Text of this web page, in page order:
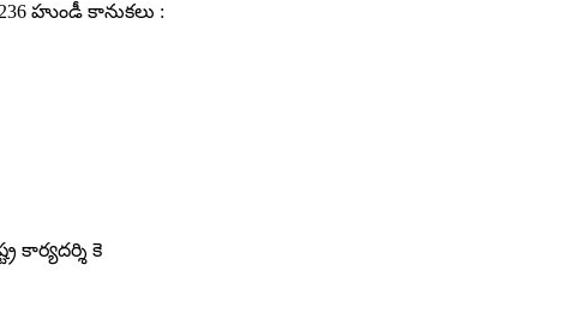
హుండీ కానుకలు :
కార్యదర్శి కె